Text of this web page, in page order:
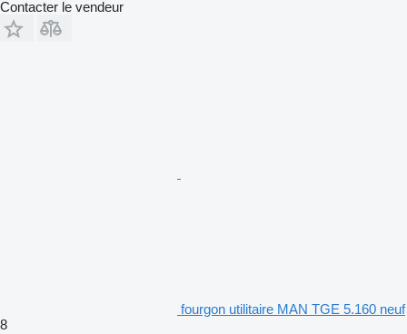
Contacter le vendeur
fourgon utilitaire MAN TGE 5.160 neuf
8